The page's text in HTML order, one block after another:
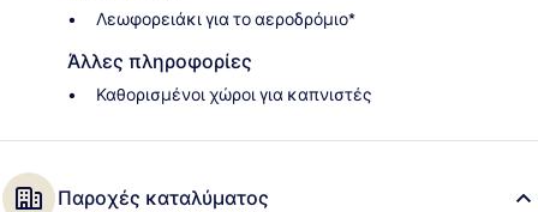
Λεωφορειάκι για το αεροδρόμιο*
Άλλες πληροφορίες
Καθορισμένοι χώροι για καπνιστές
Παροχές καταλύματος